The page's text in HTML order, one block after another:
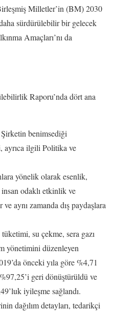
Milletler’in (BM) 2030
sürdürülebilir bir gelecek
Amaçları’nı da
Raporu’nda dört ana
benimsediği
ilgili Politika ve
yönelik olarak esenlik,
odaklı etkinlik ve
aynı zamanda dış paydaşlara
su çekme, sera gazı
yönetimini düzenleyen
önceki yıla göre %4,71
geri dönüştürüldü ve
iyileşme sağlandı.
dağılım detayları, tedarikçi